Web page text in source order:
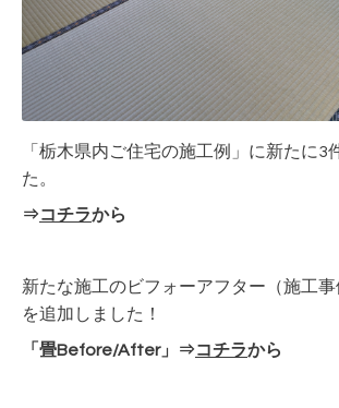
「栃木県内ご住宅の施工例」に新たに3
た。
⇒コチラから
新たな施工のビフォーアフター（施工事
を追加しました！
「畳Before/After」⇒コチラから